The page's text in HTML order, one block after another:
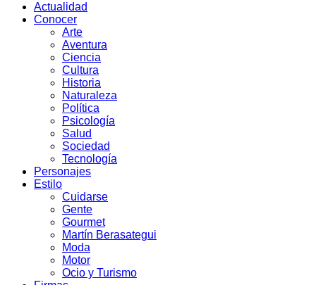
Actualidad
Conocer
Arte
Aventura
Ciencia
Cultura
Historia
Naturaleza
Política
Psicología
Salud
Sociedad
Tecnología
Personajes
Estilo
Cuidarse
Gente
Gourmet
Martín Berasategui
Moda
Motor
Ocio y Turismo